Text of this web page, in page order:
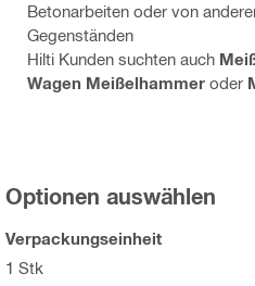
Betonarbeiten oder von
Gegenständen
Hilti Kunden suchten auch
Wagen Meißelhammer oder
Optionen auswählen
Verpackungseinheit
1 Stk